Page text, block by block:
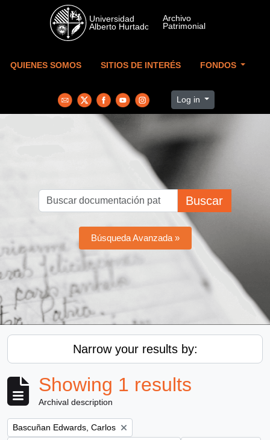
Skip to main content
QUIENES SOMOS SITIOS DE INTERÉS FONDOS
Log in
Buscar
Búsqueda Avanzada »
Narrow your results by:
Showing 1 results
Archival description
Remove filter:
Bascuñan Edwards, Carlos